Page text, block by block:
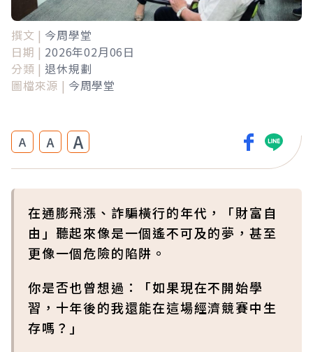
撰文 | 今周學堂
日期 | 2026年02月06日
分類 | 退休規劃
圖檔來源 | 今周學堂
A A A
在通膨飛漲、詐騙橫行的年代，「財富自
由」聽起來像是一個遙不可及的夢，甚至
更像一個危險的陷阱。
你是否也曾想過：「如果現在不開始學
習，十年後的我還能在這場經濟競賽中生
存嗎？」